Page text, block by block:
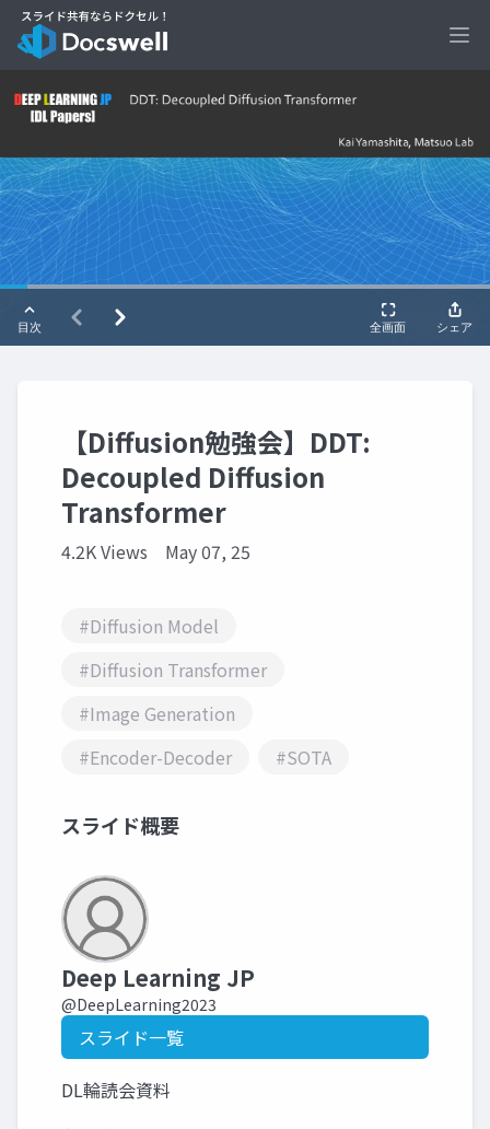
【Diffusion勉強会】DDT:
Decoupled Diffusion
Transformer
4.2K Views May 07, 25
#Diffusion Model
#Diffusion Transformer
#Image Generation
#Encoder-Decoder
#SOTA
スライド概要
Deep Learning JP
@DeepLearning2023
スライド一覧
DL輪読会資料